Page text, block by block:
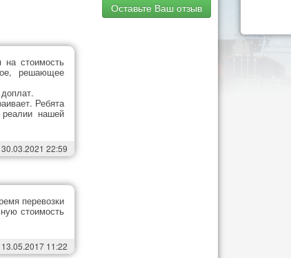
Оставьте Ваш отзыв
на стоимость
решающее
Ребята
нашей
30.03.2021 22:59
перевозки
стоимость
13.05.2017 11:22